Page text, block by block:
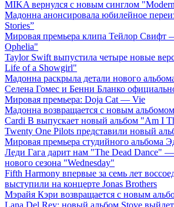
MIKA вернулся с новым синглом
Мадонна анонсировала юбилейное
Stories”
Мировая премьера клипа Тейлор Свифт
Ophelia"
Taylor Swift выпустила четыре новые
Life of a Showgirl"
Мадонна раскрыла детали нового
Селена Гомес и Бенни Бланко
Мировая премьера: Doja Cat — Vie
Мадонна возвращается с новым альбомом
Cardi B выпускает новый альбом "Am I
Twenty One Pilots представили новый
Мировая премьера студийного альбома
Леди Гага дарит нам "The Dead Dance"
нового сезона "Wednesday"
Fifth Harmony впервые за семь лет
выступили на концерте Jonas Brothers
Мэрайя Кэри возвращается с новым
Lana Del Rey: новый альбом Stove выйдет